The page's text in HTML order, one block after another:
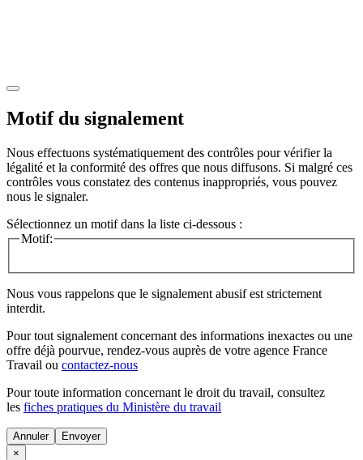
Motif du signalement
Nous effectuons systématiquement des contrôles pour vérifier la
légalité et la conformité des offres que nous diffusons. Si malgré ces
contrôles vous constatez des contenus inappropriés, vous pouvez
nous le signaler.
Sélectionnez un motif dans la liste ci-dessous :
Motif:
Nous vous rappelons que le signalement abusif est strictement
interdit.
Pour tout signalement concernant des informations inexactes ou une
offre déjà pourvue, rendez-vous auprès de votre agence France
Travail ou contactez-nous
Pour toute information concernant le droit du travail, consultez
les fiches pratiques du Ministère du travail
Annuler
×